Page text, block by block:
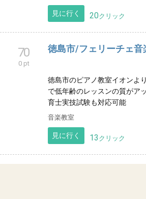
見に行く 20クリック
70
0 pt
徳島市/フェリーチェ音
徳島市のピアノ教室イオンよ
で低年齢のレッスンの質がア
育士実技試験も対応可能
音楽教室
見に行く 13 クリック